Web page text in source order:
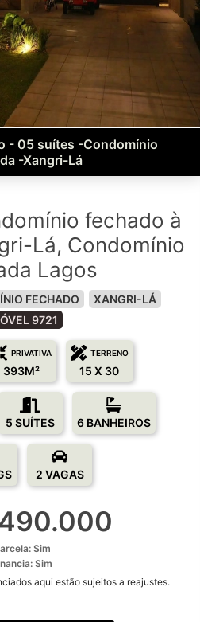
- 05 suítes -Condomínio
-Xangri-Lá
fechado à
Lá, Condomínio
Lagos
FECHADO
XANGRI-LÁ
9721
PRIVATIVA
393M²
TERRENO
15 X 30
5 SUÍTES 6 BANHEIROS
2 VAGAS
Sim
Sim
aqui estão sujeitos a reajustes.